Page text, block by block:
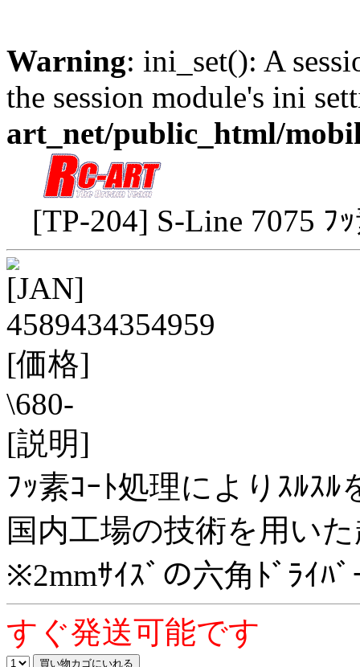
Warning: ini_set(): A
the session module's ini
art_net/public_html/
[TP-204] S-Line 7075 ﾌ
[JAN]
4589434354959
[価格]
\680-
[説明]
ﾌｯ素ｺｰﾄ処理によりｽﾙｽﾙ
国内工場の技術を用い
※2mmｻｲｽﾞの六角ﾄﾞﾗｲﾊ
すぐ発送可能です